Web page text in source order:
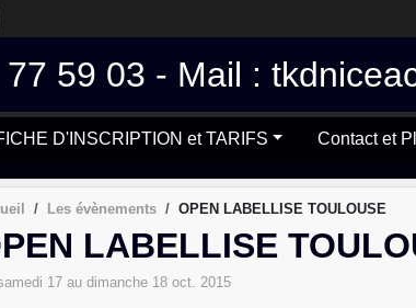
59 03 - Mail :
D'INSCRIPTION et TARIFS Contact et
Les évènements OPEN LABELLISE TOULOUSE
LABELLISE
17 au dimanche 18 oct. 2015
cookies